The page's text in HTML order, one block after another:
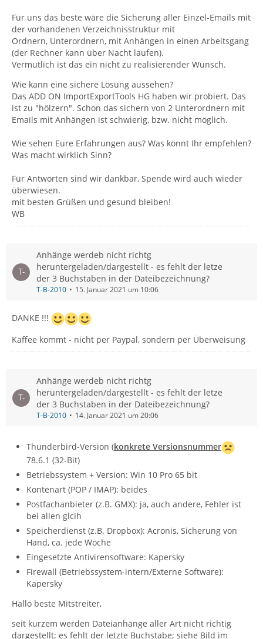
Für uns das beste wäre die Sicherung aller Einzel-Emails mit
der vorhandenen Verzeichnisstruktur mit
Ordnern, Unterordnern, mit Anhängen in einen Arbeitsgang
(der Rechner kann über Nacht laufen).
Vermutlich ist das ein nicht zu realisierender Wunsch.
Wie kann eine sichere Lösung aussehen?
Das ADD ON ImportExportTools HG haben wir probiert. Das
ist zu "hölzern". Schon das sichern von 2 Unterordnern mit
Emails mit Anhängen ist schwierig, bzw. nicht möglich.
Wie sehen Eure Erfahrungen aus? Was könnt Ihr empfehlen?
Was macht wirklich Sinn?
Für Antworten sind wir dankbar, Spende wird auch wieder
überwiesen.
mit besten Grüßen und gesund bleiben!
WB
Anhänge werdeb nicht richtg
heruntergeladen/dargestellt - es fehlt der letze
der 3 Buchstaben in der Dateibezeichnung?
T-B-2010 15. Januar 2021 um 10:06
DANKE !!!
Kaffee kommt - nicht per Paypal, sondern per Überweisung
Anhänge werdeb nicht richtg
heruntergeladen/dargestellt - es fehlt der letze
der 3 Buchstaben in der Dateibezeichnung?
T-B-2010 14. Januar 2021 um 20:06
Thunderbird-Version (konkrete Versionsnummer
78.6.1 (32-Bit)
Betriebssystem + Version: Win 10 Pro 65 bit
Kontenart (POP / IMAP): beides
Postfachanbieter (z.B. GMX): ja, auch andere, Fehler ist
bei allen glcih
Speicherdienst (z.B. Dropbox): Acronis, Sicherung von
Hand, ca. jede Woche
Eingesetzte Antivirensoftware: Kapersky
Firewall (Betriebssystem-intern/Externe Software):
Kapersky
Hallo beste Mitstreiter,
seit kurzem werden Dateianhänge aller Art nicht richtig
dargestellt; es fehlt der letzte Buchstabe; siehe Bild im